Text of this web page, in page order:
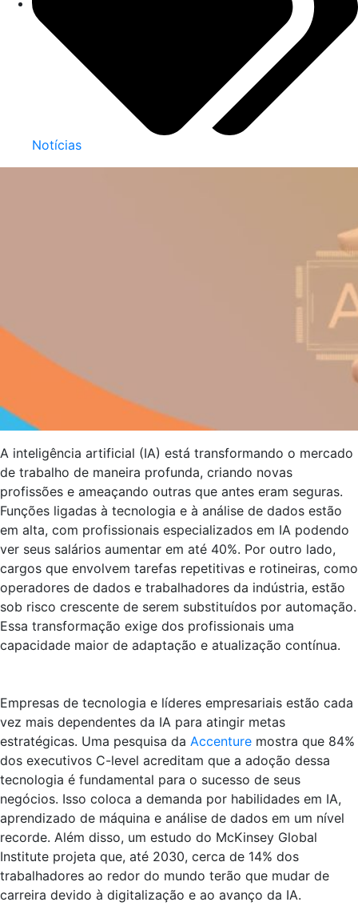
Notícias
A inteligência artificial (IA) está transformando o mercado
de trabalho de maneira profunda, criando novas
profissões e ameaçando outras que antes eram seguras.
Funções ligadas à tecnologia e à análise de dados estão
em alta, com profissionais especializados em IA podendo
ver seus salários aumentar em até 40%. Por outro lado,
cargos que envolvem tarefas repetitivas e rotineiras, como
operadores de dados e trabalhadores da indústria, estão
sob risco crescente de serem substituídos por automação.
Essa transformação exige dos profissionais uma
capacidade maior de adaptação e atualização contínua.
Empresas de tecnologia e líderes empresariais estão cada
vez mais dependentes da IA para atingir metas
estratégicas. Uma pesquisa da Accenture mostra que 84%
dos executivos C-level acreditam que a adoção dessa
tecnologia é fundamental para o sucesso de seus
negócios. Isso coloca a demanda por habilidades em IA,
aprendizado de máquina e análise de dados em um nível
recorde. Além disso, um estudo do McKinsey Global
Institute projeta que, até 2030, cerca de 14% dos
trabalhadores ao redor do mundo terão que mudar de
carreira devido à digitalização e ao avanço da IA.